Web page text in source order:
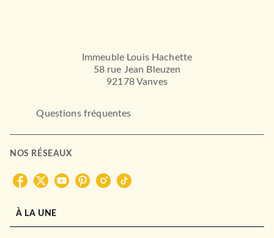
LE LIVRE DE POCHE
Immeuble Louis Hachette
58 rue Jean Bleuzen
92178 Vanves
Questions fréquentes
NOS RÉSEAUX
À LA UNE